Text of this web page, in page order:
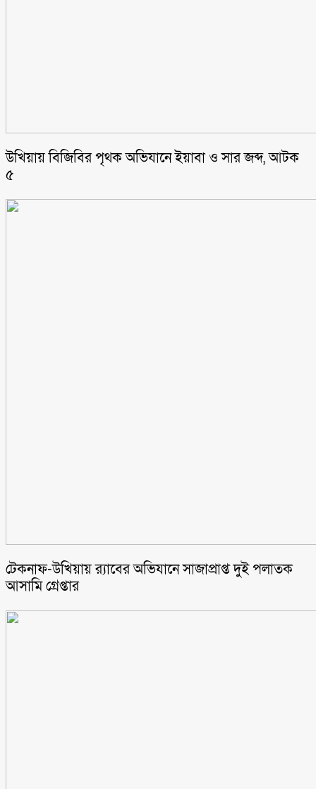
উখিয়ায় বিজিবির পৃথক অভিযানে ইয়াবা ও সার জব্দ, আটক
৫
টেকনাফ-উখিয়ায় র‌্যাবের অভিযানে সাজাপ্রাপ্ত দুই পলাতক
আসামি গ্রেপ্তার